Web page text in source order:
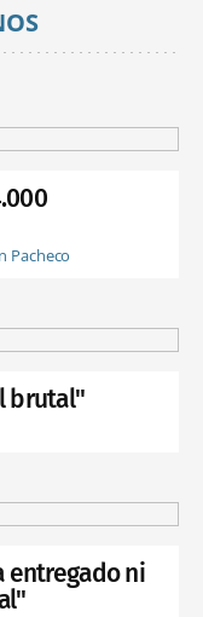
Pacheco
brutal"
entregado ni